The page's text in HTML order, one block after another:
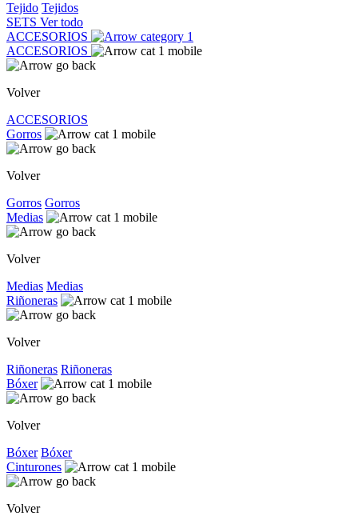
Tejido Tejidos
SETS Ver todo
ACCESORIOS
ACCESORIOS
Volver
ACCESORIOS
Gorros
Volver
Gorros Gorros
Medias
Volver
Medias Medias
Riñoneras
Volver
Riñoneras Riñoneras
Bóxer
Volver
Bóxer Bóxer
Cinturones
Volver